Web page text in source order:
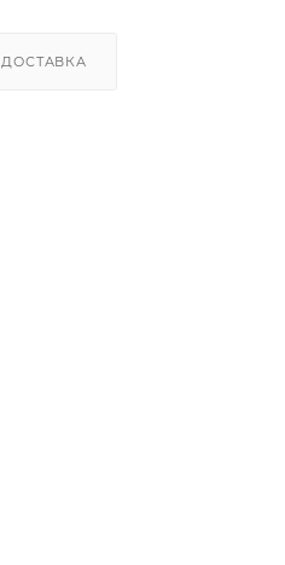
ДОСТАВКА